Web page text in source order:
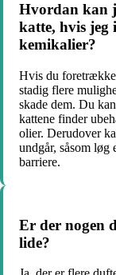
Hvordan kan
katte, hvis jeg
kemikalier?
Hvis du
stadig flere
skade dem. Du
kattene finder
olier. Derudover
undgår, såsom løg
barriere.
Er der nogen
lide?